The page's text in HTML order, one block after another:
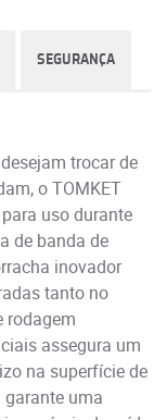
SEGURANÇA
trocar de
o TOMKET
uso durante
de banda de
inovador
tanto no
rodagem
assegura um
na superfície de
uma